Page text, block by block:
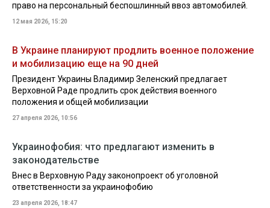
право на персональный беспошлинный ввоз автомобилей.
12 мая 2026, 15:20
В Украине планируют продлить военное положение
и мобилизацию еще на 90 дней
Президент Украины Владимир Зеленский предлагает
Верховной Раде продлить срок действия военного
положения и общей мобилизации
27 апреля 2026, 10:56
Украинофобия: что предлагают изменить в
законодательстве
Внес в Верховную Раду законопроект об уголовной
ответственности за украинофобию
23 апреля 2026, 18:47